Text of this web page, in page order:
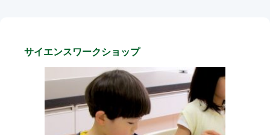
生田緑地について
園内のご案内
サイエンスワークショップ